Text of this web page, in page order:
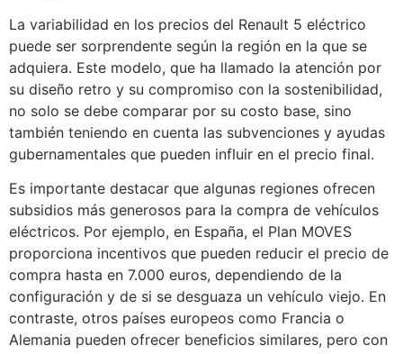
La variabilidad en los precios del Renault 5 eléctrico
puede ser sorprendente según la región en la que se
adquiera. Este modelo, que ha llamado la atención por
su diseño retro y su compromiso con la sostenibilidad,
no solo se debe comparar por su costo base, sino
también teniendo en cuenta las subvenciones y ayudas
gubernamentales que pueden influir en el precio final.
Es importante destacar que algunas regiones ofrecen
subsidios más generosos para la compra de vehículos
eléctricos. Por ejemplo, en España, el Plan MOVES
proporciona incentivos que pueden reducir el precio de
compra hasta en 7.000 euros, dependiendo de la
configuración y de si se desguaza un vehículo viejo. En
contraste, otros países europeos como Francia o
Alemania pueden ofrecer beneficios similares, pero con